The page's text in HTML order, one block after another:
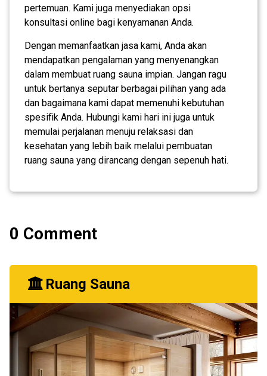
pertemuan. Kami juga menyediakan opsi
konsultasi online bagi kenyamanan Anda.
Dengan memanfaatkan jasa kami, Anda akan
mendapatkan pengalaman yang menyenangkan
dalam membuat ruang sauna impian. Jangan ragu
untuk bertanya seputar berbagai pilihan yang ada
dan bagaimana kami dapat memenuhi kebutuhan
spesifik Anda. Hubungi kami hari ini juga untuk
memulai perjalanan menuju relaksasi dan
kesehatan yang lebih baik melalui pembuatan
ruang sauna yang dirancang dengan sepenuh hati.
0 Comment
Ruang Sauna